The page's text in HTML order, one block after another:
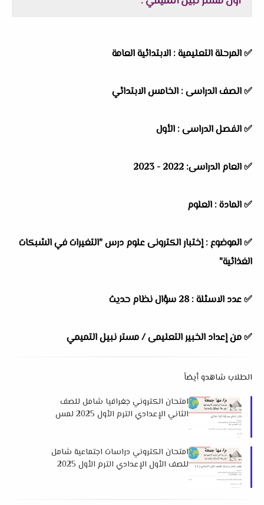
✅ المرحلة التعليمية : الابتدائية العامة
✅ الصف الدراسى : الخامس الابتدائي
✅ الفصل الدراسى : الأول
✅ العام الدراسى: 2022 - 2023
✅ المادة : العلوم
✅ الموضوع : إختبار الكترونى علوم درس "التغيرات في الشبكات
الغذائية"
✅ عدد الاسئلة : 28 سؤال نظام حديث
✅ من إعداد الخبير التعليمى / مستر نبيل التميمي
الطلاب شاهدو أيضاً
امتحان الكتروني جغرافيا شامل للصف
الثاني الإعدادي الترم الأول 2025 لمس
امتحان الكتروني دراسات اجتماعية شامل
للصف الأول الإعدادي الترم الأول 2025